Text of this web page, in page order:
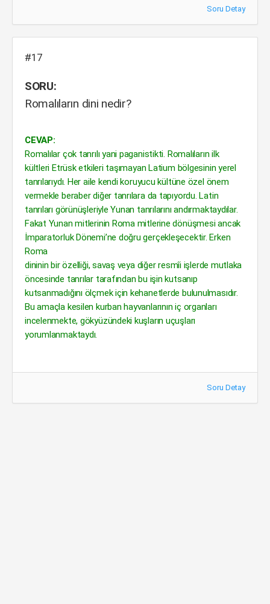
Soru Detay
#17
SORU:
Romalıların dini nedir?
CEVAP:
Romalılar çok tanrılı yani paganistikti. Romalıların ilk
kültleri Etrüsk etkileri taşımayan Latium bölgesinin yerel
tanrılarıydı. Her aile kendi koruyucu kültüne özel önem
vermekle beraber diğer tanrılara da tapıyordu. Latin
tanrıları görünüşleriyle Yunan tanrılarını andırmaktaydılar.
Fakat Yunan mitlerinin Roma mitlerine dönüşmesi ancak
İmparatorluk Dönemi’ne doğru gerçekleşecektir. Erken
Roma
dininin bir özelliği, savaş veya diğer resmîi işlerde mutlaka
öncesinde tanrılar tarafından bu işin kutsanıp
kutsanmadığını ölçmek için kehanetlerde bulunulmasıdır.
Bu amaçla kesilen kurban hayvanlarının iç organları
incelenmekte, gökyüzündeki kuşların uçuşları
yorumlanmaktaydı.
Soru Detay